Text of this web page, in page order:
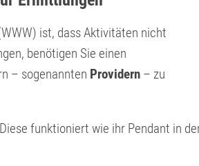
ist, dass Aktivitäten nicht
benötigen Sie einen
– sogenannten Providern – zu
funktioniert wie ihr Pendant in